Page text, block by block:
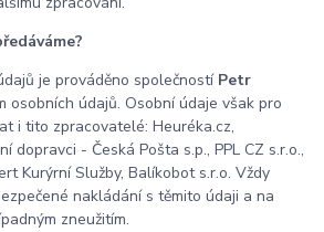
je prováděno společností Petr
osobních údajů. Osobní údaje však pro
i tito zpracovatelé: Heuréka.cz,
dopravci - Česká Pošta s.p., PPL CZ s.r.o.,
Kurýrní Služby, Balíkobot s.r.o. Vždy
nakládání s těmito údaji a na
zneužitím.